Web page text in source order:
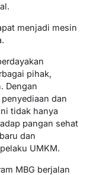
menjadi mesin
pihak,
Dengan
dan
tidak hanya
pangan sehat
dan
UMKM.
MBG berjalan